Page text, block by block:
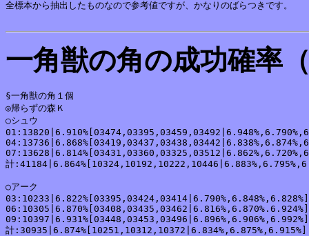
全標本から抽出したものなので参考値ですが、かなりのばらつきです。
一角獣の角の成功確率
§一角獣の角１個
◎帰らずの森Ｋ
○シュウ
計
○アーク
03:10233|6.822%[03395,03424,03414|6.790%,6.848%,6.828%]
06:10305|6.870%[03408,03435,03462|6.816%,6.870%.6.924%]
09:10397|6.931%[03448,03453,03496|6.896%,6.906%,6.992%]
計:30935|6.874%[10251,10312,10372|6.834%,6.875%,6.915%]